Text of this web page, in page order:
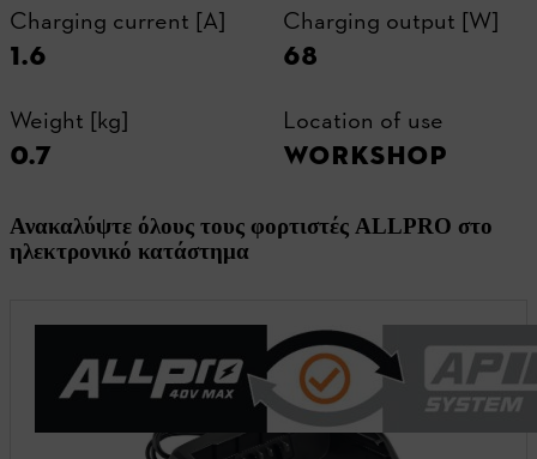
Charging current [A]
1.6
Charging output [W]
68
Weight [kg]
0.7
Location of use
WORKSHOP
Ανακαλύψτε όλους τους φορτιστές ALLPRO στο
ηλεκτρονικό κατάστημα